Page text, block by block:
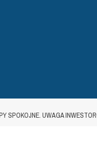
SPOKOJNE. UWAGA